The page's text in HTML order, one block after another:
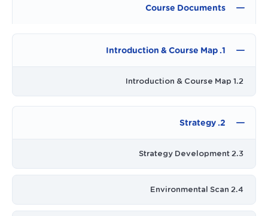
Course Documents
1. Introduction & Course Map
1.2 Introduction & Course Map
2. Strategy
2.3 Strategy Development
2.4 Environmental Scan